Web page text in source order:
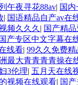
午夜寻花88av| 国
| 国语精品自产av在
频久久久 | 国产精
国产专区中文字幕在
线看| 99久久免费
最大青青青青操在
3伦理| 五月天在线
视频在线观看| 国